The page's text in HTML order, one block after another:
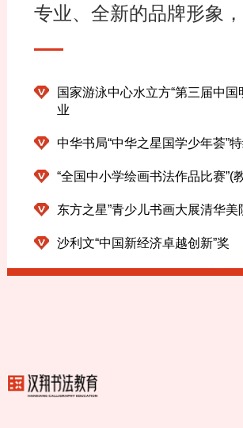
专业、全新的品牌形象
国家游泳中心水立方“第三届中
业
中华书局“中华之星国学少年荟”
“全国中小学绘画书法作品比赛”(
东方之星”青少儿书画大展清华
沙利文“中国新经济卓越创新”奖